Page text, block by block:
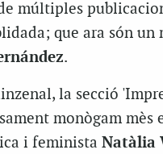
múltiples
que ara són
.
la secció
monògam
i feminista Natàlia